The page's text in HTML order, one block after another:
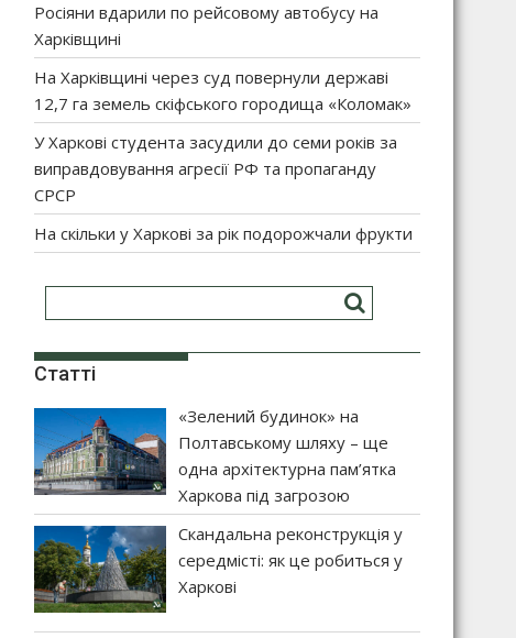
Росіяни вдарили по рейсовому автобусу на
Харківщині
На Харківщині через суд повернули державі
12,7 га земель скіфського городища «Коломак»
У Харкові студента засудили до семи років за
виправдовування агресії РФ та пропаганду
СРСР
На скільки у Харкові за рік подорожчали фрукти
Статті
«Зелений будинок» на
Полтавському шляху – ще
одна архітектурна пам’ятка
Харкова під загрозою
Скандальна реконструкція у
середмісті: як це робиться у
Харкові